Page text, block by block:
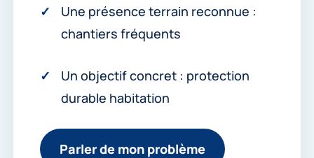
Une présence terrain reconnue :
chantiers fréquents
Un objectif concret : protection
durable habitation
Parler de mon problème